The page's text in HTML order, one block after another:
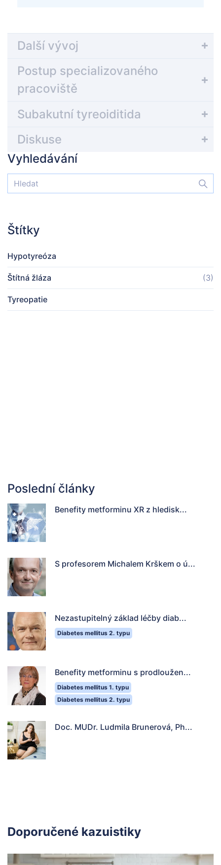
Další vývoj
Postup specializovaného
pracoviště
Subakutní tyreoiditida
Diskuse
Vyhledávání
Štítky
Hypotyreóza
Štítná žláza (3)
Tyreopatie
Poslední články
Benefity metforminu XR z hledisk...
S profesorem Michalem Krškem o ú...
Nezastupitelný základ léčby diab...
Diabetes mellitus 2. typu
Benefity metforminu s prodloužen...
Diabetes mellitus 1. typu
Diabetes mellitus 2. typu
Doc. MUDr. Ludmila Brunerová, Ph...
Doporučené kazuistiky